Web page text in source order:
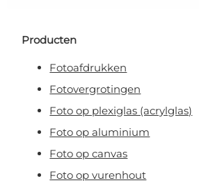
Producten
Fotoafdrukken
Fotovergrotingen
Foto op plexiglas (acrylglas)
Foto op aluminium
Foto op canvas
Foto op vurenhout